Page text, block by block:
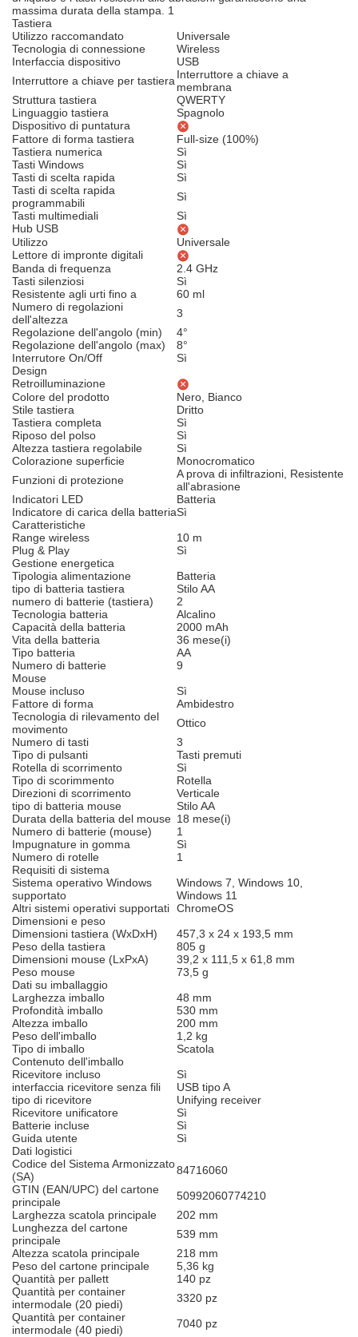
massima durata della stampa. 1
Tastiera
Utilizzo raccomandato
Universale
Tecnologia di connessione
Wireless
Interfaccia dispositivo
USB
Interruttore a chiave per tastiera Interruttore a chiave a
membrana
Struttura tastiera
QWERTY
Linguaggio tastiera
Spagnolo
Dispositivo di puntatura
Fattore di forma tastiera
Full-size (100%)
Tastiera numerica
Sì
Tasti Windows
Sì
Tasti di scelta rapida
Sì
Tasti di scelta rapida
programmabili
Sì
Tasti multimediali
Sì
Hub USB
Utilizzo
Universale
Lettore di impronte digitali
Banda di frequenza
2.4 GHz
Tasti silenziosi
Sì
Resistente agli urti fino a
60 ml
Numero di regolazioni
dell'altezza
3
Regolazione dell'angolo (min)
4°
Regolazione dell'angolo (max)
8°
Interrutore On/Off
Sì
Design
Retroilluminazione
Colore del prodotto
Nero, Bianco
Stile tastiera
Dritto
Tastiera completa
Sì
Riposo del polso
Sì
Altezza tastiera regolabile
Sì
Colorazione superficie
Monocromatico
Funzioni di protezione
A prova di infiltrazioni, Resistente
all'abrasione
Indicatori LED
Batteria
Indicatore di carica della batteriaSì
Caratteristiche
Range wireless
10 m
Plug & Play
Sì
Gestione energetica
Tipologia alimentazione
Batteria
tipo di batteria tastiera
Stilo AA
numero di batterie (tastiera)
2
Tecnologia batteria
Alcalino
Capacità della batteria
2000 mAh
Vita della batteria
36 mese(i)
Tipo batteria
AA
Numero di batterie
9
Mouse
Mouse incluso
Sì
Fattore di forma
Ambidestro
Tecnologia di rilevamento del
movimento
Ottico
Numero di tasti
3
Tipo di pulsanti
Tasti premuti
Rotella di scorrimento
Sì
Tipo di scorimmento
Rotella
Direzioni di scorrimento
Verticale
tipo di batteria mouse
Stilo AA
Durata della batteria del mouse 18 mese(i)
Numero di batterie (mouse)
1
Impugnature in gomma
Sì
Numero di rotelle
1
Requisiti di sistema
Sistema operativo Windows
supportato
Windows 7, Windows 10,
Windows 11
Altri sistemi operativi supportati ChromeOS
Dimensioni e peso
Dimensioni tastiera (WxDxH)
457,3 x 24 x 193,5 mm
Peso della tastiera
805 g
Dimensioni mouse (LxPxA)
39,2 x 111,5 x 61,8 mm
Peso mouse
73,5 g
Dati su imballaggio
Larghezza imballo
48 mm
Profondità imballo
530 mm
Altezza imballo
200 mm
Peso dell'imballo
1,2 kg
Tipo di imballo
Scatola
Contenuto dell'imballo
Ricevitore incluso
Sì
interfaccia ricevitore senza fili
USB tipo A
tipo di ricevitore
Unifying receiver
Ricevitore unificatore
Sì
Batterie incluse
Sì
Guida utente
Sì
Dati logistici
Codice del Sistema Armonizzato
(SA)
84716060
GTIN (EAN/UPC) del cartone
principale
50992060774210
Larghezza scatola principale
202 mm
Lunghezza del cartone
principale
539 mm
Altezza scatola principale
218 mm
Peso del cartone principale
5,36 kg
Quantità per pallett
140 pz
Quantità per container
intermodale (20 piedi)
3320 pz
Quantità per container
intermodale (40 piedi)
7040 pz